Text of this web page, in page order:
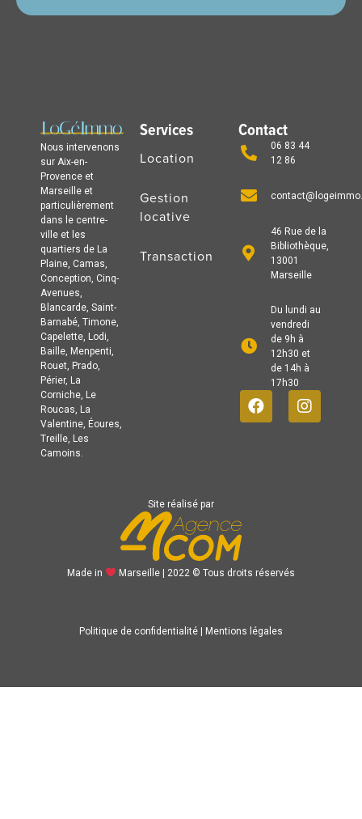
Nous intervenons
sur Aix-en-
Provence et
Marseille et
particulièrement
dans le centre-
ville et les
quartiers de La
Plaine, Camas,
Conception, Cinq-
Avenues,
Blancarde, Saint-
Barnabé, Timone,
Capelette, Lodi,
Baille, Menpenti,
Rouet, Prado,
Périer, La
Corniche, Le
Roucas, La
Valentine, Éoures,
Treille, Les
Camoins.
Services
Location
Gestion
locative
Transaction
Contact
06 83 44
12 86
46 Rue de la
Bibliothèque,
13001
Marseille
Du lundi au
vendredi
de 9h à
12h30 et
de 14h à
17h30
Site réalisé par
Made in Marseille | 2022 © Tous droits réservés
Politique de confidentialité Mentions légales